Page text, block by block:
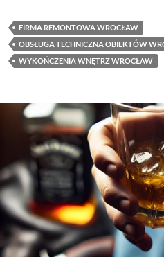
FIRMA REMONTOWA WROCŁAW
OBSŁUGA TECHNICZNA OBIEKTÓW
WYKOŃCZENIA WNĘTRZ WROCŁAW